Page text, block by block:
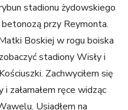
stadionu żydowskiego
betonozą przy Reymonta.
Boskiej w rogu boiska
stadiony Wisły i
Zachwyciłem się
załamałem ręce widząc
Usiadłem na